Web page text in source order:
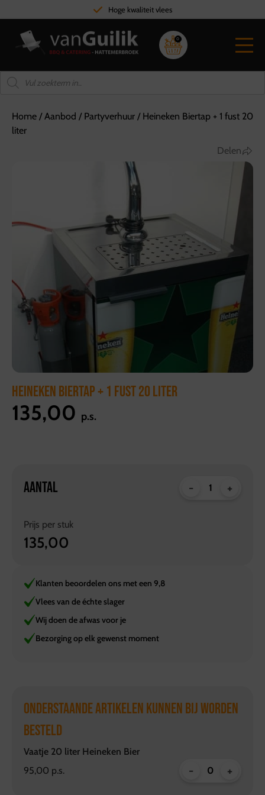
Hoge kwaliteit vlees
0
Home /Aanbod / Partyverhuur / Heineken Biertap + 1 fust 20
liter
HEINEKEN BIERTAP + 1 FUST 20 LITER
Delen
135,00 p.s.
AANTAL - +
Prijs per stuk
135,00
Klanten beoordelen ons met een 9,8
Vlees van de échte slager
Wij doen de afwas voor je
Bezorging op elk gewenst moment
ONDERSTAANDE ARTIKELEN KUNNEN BIJ WORDEN
BESTELD
Vaatje 20 liter Heineken Bier
95,00 p.s.
- +